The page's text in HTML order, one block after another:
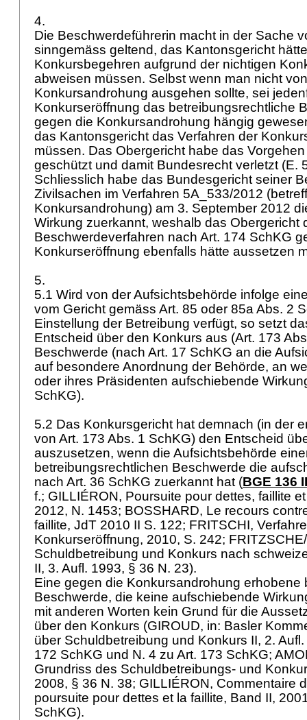
4.
Die Beschwerdeführerin macht in der Sache
sinngemäss geltend, das Kantonsgericht
Konkursbegehren aufgrund der nichtigen
abweisen müssen. Selbst wenn man nicht
Konkursandrohung ausgehen sollte, sei
Konkurseröffnung das betreibungsrechtliche
gegen die Konkursandrohung hängig
das Kantonsgericht das Verfahren der
müssen. Das Obergericht habe das
geschützt und damit Bundesrecht verletzt (E.
Schliesslich habe das Bundesgericht seiner
Zivilsachen im Verfahren 5A_533/2012
Konkursandrohung) am 3. September 2012
Wirkung zuerkannt, weshalb das Obergericht
Beschwerdeverfahren nach Art. 174 SchKG
Konkurseröffnung ebenfalls hätte aussetzen
5.
5.1 Wird von der Aufsichtsbehörde infolge
vom Gericht gemäss Art. 85 oder 85a Abs. 2
Einstellung der Betreibung verfügt, so setzt
Entscheid über den Konkurs aus (Art. 173
Beschwerde (nach Art. 17 SchKG an die
auf besondere Anordnung der Behörde, an
oder ihres Präsidenten aufschiebende
SchKG).
5.2 Das Konkursgericht hat demnach (in der
von Art. 173 Abs. 1 SchKG) den Entscheid
auszusetzen, wenn die Aufsichtsbehörde
betreibungsrechtlichen Beschwerde die
nach Art. 36 SchKG zuerkannt hat (BGE 136
f.; GILLIÉRON, Poursuite pour dettes, faillite
2012, N. 1453; BOSSHARD, Le recours
faillite, JdT 2010 II S. 122; FRITSCHI,
Konkurseröffnung, 2010, S. 242;
Schuldbetreibung und Konkurs nach
II, 3. Aufl. 1993, § 36 N. 23).
Eine gegen die Konkursandrohung erhobene
Beschwerde, die keine aufschiebende
mit anderen Worten kein Grund für die
über den Konkurs (GIROUD, in: Basler
über Schuldbetreibung und Konkurs II, 2.
172 SchKG und N. 4 zu Art. 173 SchKG;
Grundriss des Schuldbetreibungs- und
2008, § 36 N. 38; GILLIÉRON, Commentaire
poursuite pour dettes et la faillite, Band II,
SchKG).